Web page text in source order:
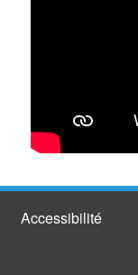
Accessibilité